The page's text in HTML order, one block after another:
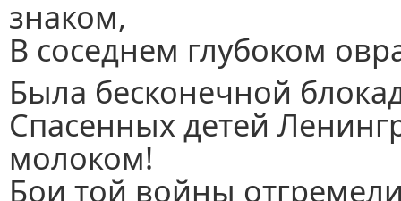
знаком,
В соседнем глубоком
Была бесконечной
Спасенных детей
молоком!
Бои той войны